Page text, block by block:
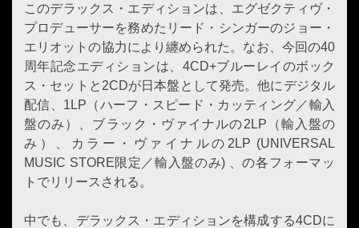
このデラックス・エディションは、エグゼクティヴ・
プロデューサーを務めたリード・シンガーのジョー・
エリオットの協力により纏められた。なお、今回の40
周年記念エディションは、4CD+ブルーレイのボック
ス・セットと2CDが日本盤として発売。他にデジタル
配信、1LP（ハーフ・スピード・カッティング／輸入
盤のみ）、ブラック・ヴァイナルの2LP（輸入盤の
み）、カラー・ヴァイナルの2LP (UNIVERSAL
MUSIC STORE限定／輸入盤のみ) 、の各フォーマッ
トでリリースされる。
中でも、デラックス・エディションを構成する4CDに